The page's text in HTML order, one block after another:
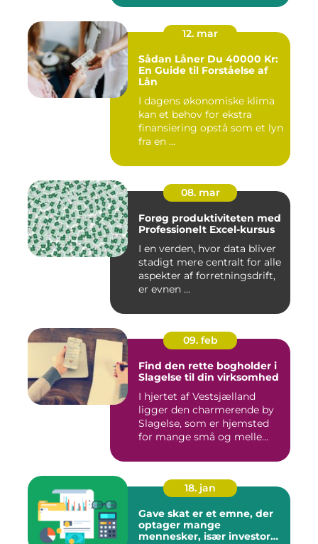
12. mar
Sådan Låner Du 40000 Kr:
En Guide til Forståelse af
Lån
I dagens økonomiske klima
kan et behov for ekstra
finansiering opstå som et lyn
fra en ...
08. mar
Forøg produktiviteten med
Professionelt Excel-kursus
I en verden, hvor data bliver
stadigt mere centralt for alle
aspekter af forretningsdrift,
er evnen ...
09. feb
Find den rette bogholder i
Slagelse til din virksomhed
I hjertet af Vestsjælland
ligger den charmerende by
Slagelse, som er hjemsted
for mange små og melle...
18. jan
Gave skat er et emne, der
optager mange
mennesker, især investorer